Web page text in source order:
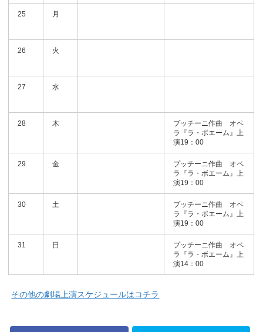
25 月
26 火
27 水
28 木
プッチーニ作曲 オペ
ラ『ラ・ボエーム』上
演19：00
29 金
プッチーニ作曲 オペ
ラ『ラ・ボエーム』上
演19：00
30 土
プッチーニ作曲 オペ
ラ『ラ・ボエーム』上
演19：00
31 日
プッチーニ作曲 オペ
ラ『ラ・ボエーム』上
演14：00
その他の劇場上演スケジュールはコチラ